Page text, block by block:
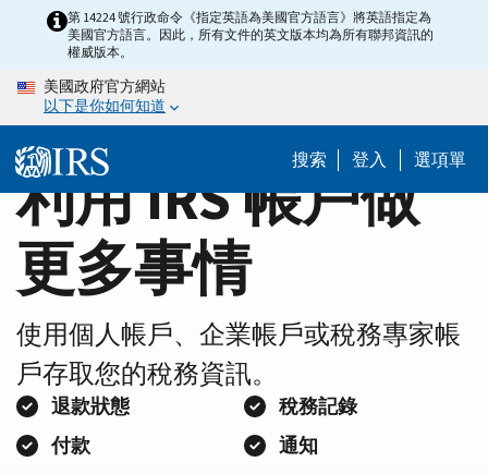
content
Home第 14224 號行政命令《指定英語為美國官方語言》將英語指定為
美國官方語言。因此，所有文件的英文版本均為所有聯邦資訊的
權威版本。
美國政府官方網站
以下是你如何知道
搜索 登入 選項單
利用 IRS 帳戶做
更多事情
使用個人帳戶、企業帳戶或稅務專家帳
戶存取您的稅務資訊。
退款狀態
稅務記錄
付款
通知